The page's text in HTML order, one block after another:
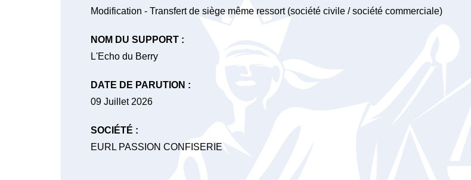
Modification - Transfert de siège même ressort (société civile / société commerciale)
NOM DU SUPPORT :
L'Echo du Berry
DATE DE PARUTION :
09 Juillet 2026
SOCIÉTÉ :
EURL PASSION CONFISERIE